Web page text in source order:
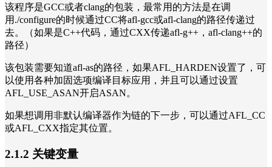
该程序是GCC或者clang的包装，最常用的方法是在调
用./configure的时候通过CC将afl-gcc或afl-clang的路径传递过
去。（如果是C++代码，通过CXX传递afl-g++，afl-clang++的
路径）
该包装需要知道afl-as的路径，如果AFL_HARDEN设置了，可
以使用各种加固选项编译目标应用，并且可以通过设置
AFL_USE_ASAN开启ASAN。
如果想调用非默认编译器作为链的下一步，可以通过AFL_CC
或AFL_CXX指定其位置。
2.1.2 关键变量